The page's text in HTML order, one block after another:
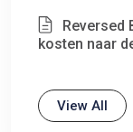
Reversed
kosten naar
View All